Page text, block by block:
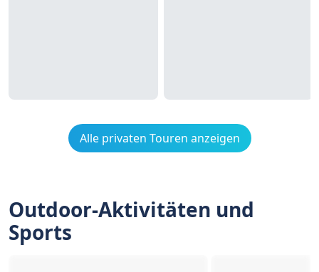
Alle privaten Touren anzeigen
Outdoor-Aktivitäten und
Sports